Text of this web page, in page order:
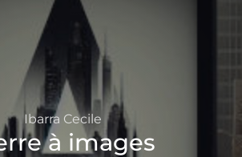
Ibarra Cecile
à images